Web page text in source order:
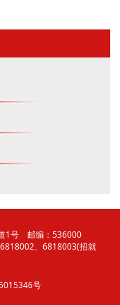
1号 邮编：536000
、6818003(招就
号